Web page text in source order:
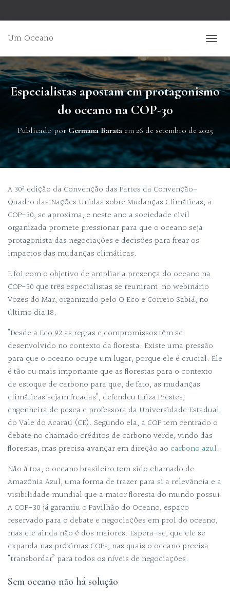
Um Oceano
Especialistas apostam em protagonismo
do oceano na COP-30
Publicado porGermana Barataem 26 de setembro de 2025
A 30ª edição da Convenção das Partes da Convenção-
Quadro das Nações Unidas sobre Mudanças Climáticas, a
COP-30, se aproxima, e neste ano a sociedade civil
organizada promete pressionar para que o oceano seja
protagonista das negociações e decisões para frear os
impactos das mudanças climáticas.
E foi com o objetivo de ampliar a presença do oceano na
COP-30 que três especialistas se reuniram no webinário
Vozes do Mar, organizado pelo O Eco e Correio Sabiá, no
último dia 18.
“Desde a Eco 92 as regras e compromissos têm se
desenvolvido no contexto da floresta. Existe uma pressão
para que o oceano ocupe um lugar, porque ele é crucial. Ele
é tão ou mais importante que as florestas para o contexto
de estoque de carbono para que, de fato, as mudanças
climáticas sejam freadas”, defendeu Luiza Prestes,
engenheira de pesca e professora da Universidade Estadual
do Vale do Acaraú (CE). Segundo ela, a COP tem centrado o
debate no chamado créditos de carbono verde, vindo das
florestas, mas precisa avançar em direção ao carbono azul.
Não à toa, o oceano brasileiro tem sido chamado de
Amazônia Azul, uma forma de trazer para si a relevância e a
visibilidade mundial que a maior floresta do mundo possui.
A COP-30 já garantiu o Pavilhão do Oceano, espaço
reservado para o debate e negociações em prol do oceano,
mas ele ainda não é dos maiores. Espera-se, que ele se
expanda nas próximas COPs, nas quais o oceano precisa
“transbordar” para todos os níveis de negociações.
Sem oceano não há solução